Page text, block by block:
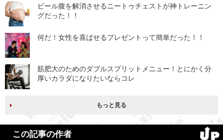
ビール腹を解消させるニートゥチェストが神トレーニン
グだった！！
何だ！女性を喜ばせるプレゼントって簡単だった！！
筋肥大のためのダブルスプリットメニュー！とにかく分
厚いカラダになりたいならコレ
もっと見る
この記事の作者